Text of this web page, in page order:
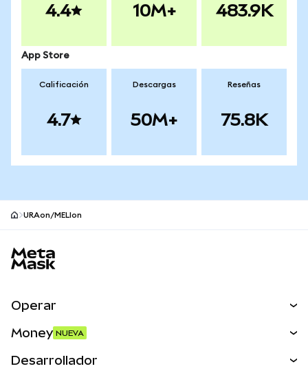
4.4 10M+ 483.9K
App Store
Calificación
4.7
Descargas
50M+
Reseñas
75.8K
URAon/MELIon
Operar
Money NUEVA
Desarrollador